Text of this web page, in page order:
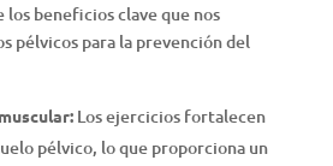
los beneficios clave que nos
pélvicos para la prevención del
Los ejercicios fortalecen
pélvico, lo que proporciona un